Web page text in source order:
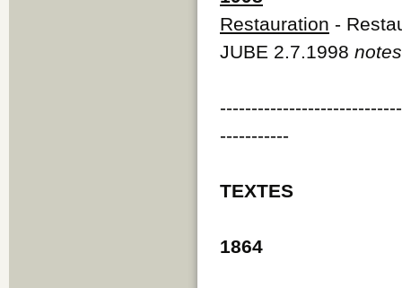
Restauration -
JUBE 2.7.1998
-----------
TEXTES
1864